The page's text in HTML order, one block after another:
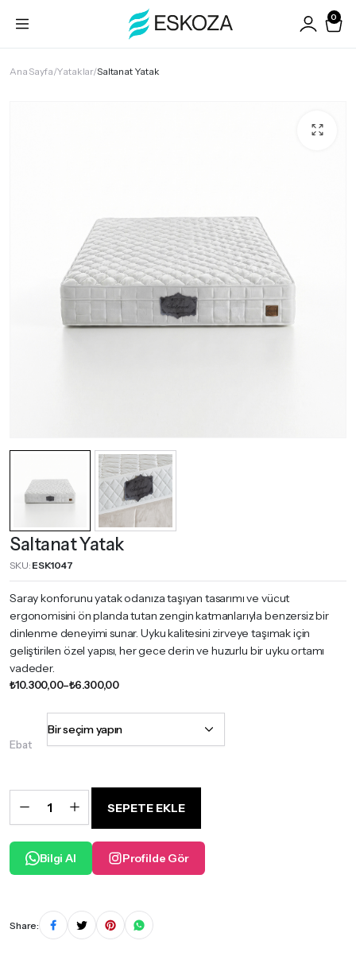
0
Ana Sayfa Yataklar Saltanat Yatak
Saltanat Yatak
SKU: ESK1047
Saray konforunu yatak odanıza taşıyan tasarımı ve vücut
ergonomisini ön planda tutan zengin katmanlarıyla benzersiz bir
dinlenme deneyimi sunar. Uyku kalitesini zirveye taşımak için
geliştirilen özel yapısı, her gece derin ve huzurlu bir uyku ortamı
vadeder.
₺6.300,00
–
₺10.300,00
Fiyat
₺6.300,00
-
₺10.300,00
Ebat
Saltanat
Yatak SEPETE EKLE
Bilgi Al Profilde Gör
Share: